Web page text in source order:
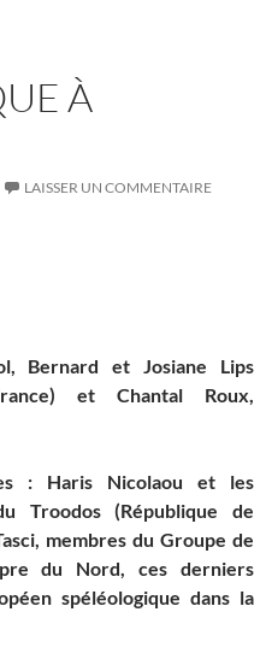
À
LAISSER UN COMMENTAIRE
Bernard et Josiane Lips
et Chantal Roux,
: Haris Nicolaou et les
Troodos (République de
membres du Groupe de
du Nord, ces derniers
spéléologique dans la